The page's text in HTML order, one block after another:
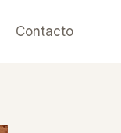
Contacto